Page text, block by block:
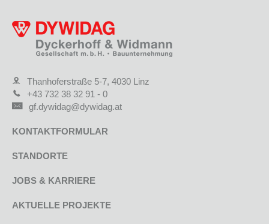
Thanhoferstraße 5-7, 4030 Linz
+43 732 38 32 91 - 0
gf.dywidag@dywidag.at
KONTAKTFORMULAR
STANDORTE
JOBS & KARRIERE
AKTUELLE PROJEKTE